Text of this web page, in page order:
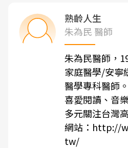
熟齡人生
朱為民 醫師
朱為民醫師，
家庭醫學/安寧
醫學專科醫師。
喜愛閱讀、音
多元關注台灣
網站： http://
tw/